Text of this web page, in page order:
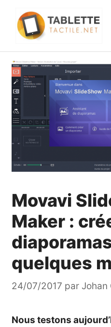
contenu
Movavi
Maker :
quelques
24/07/2017 par Johan
Nous testons